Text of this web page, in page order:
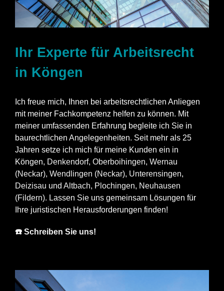
Ihr Experte für Arbeitsrecht
in Köngen
Ich freue mich, Ihnen bei arbeitsrechtlichen Anliegen
mit meiner Fachkompetenz helfen zu können. Mit
meiner umfassenden Erfahrung begleite ich Sie in
baurechtlichen Angelegenheiten. Seit mehr als 25
Jahren setze ich mich für meine Kunden ein in
Köngen, Denkendorf, Oberboihingen, Wernau
(Neckar), Wendlingen (Neckar), Unterensingen,
Deizisau und Altbach, Plochingen, Neuhausen
(Fildern). Lassen Sie uns gemeinsam Lösungen für
Ihre juristischen Herausforderungen finden!
☎️ Schreiben Sie uns!